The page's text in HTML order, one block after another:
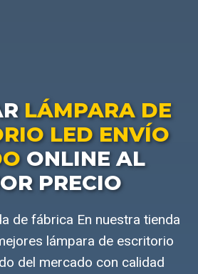
LÁMPARA DE
LED ENVÍO
ONLINE AL
PRECIO
de fábrica En nuestra tienda
lámpara de escritorio
del mercado con calidad